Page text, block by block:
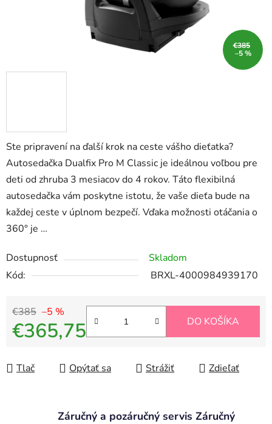
Ste pripravení na ďalší krok na ceste vášho dieťatka?
Autosedačka Dualfix Pro M Classic je ideálnou voľbou pre
deti od zhruba 3 mesiacov do 4 rokov. Táto flexibilná
autosedačka vám poskytne istotu, že vaše dieťa bude na
každej ceste v úplnom bezpečí. Vďaka možnosti otáčania o
360° je …
Dostupnosť
Skladom
Kód:
BRXL-4000984939170
€385 –5 %
€365,75 DO KOŠÍKA
Tlač Opýtať sa Strážiť Zdieľať
€385
–5 %
Záručný a pozáručný servis Záručný